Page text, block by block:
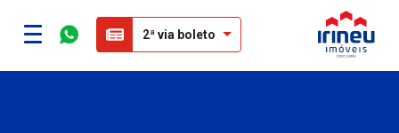
2ª via boleto